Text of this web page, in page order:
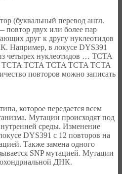
(буквальный перевод англ.
повтор двух или более пар
друг к другу нуклеотидов
Например, в локусе DYS391
четырех нуклеотидов … TCTA
TCTA TCTA TCTA TCTA
повторов можно записать
которое передается всем
Мутации происходят под
среды. Изменение
DYS391 c 12 повторов на
Также замена одного
SNP мутацией. Мутации
ДНК.